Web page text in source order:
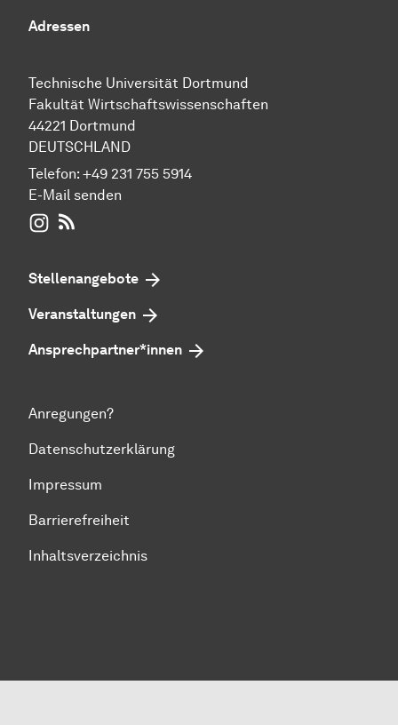
Adressen
Technische Universität Dortmund
Fakultät Wirtschaftswissenschaften
44221 Dortmund
DEUTSCHLAND
Telefon: +49 231 755 5914
E-Mail senden
WIWI auf Instagram
Stellenangebote
Veranstaltungen
Ansprechpartner*innen
Anregungen?
Datenschutzerklärung
Impressum
Barrierefreiheit
Inhaltsverzeichnis